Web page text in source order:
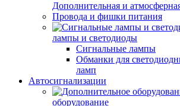
Дополнительная и
Провода и фишки питания
лампы и светодиоды
Сигнальные лампы
Обманки для
ламп
Автосигнализации
оборудование